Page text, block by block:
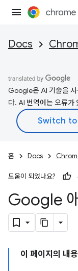
Docs
Google은 AI 기술을 사
다. AI 번역에는 오류가
홈 Docs
도움이 되었나요?
Google
이 페이지의 내용